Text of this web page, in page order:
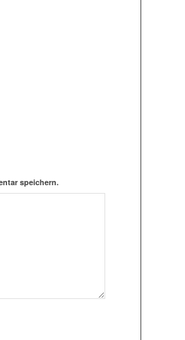
speichern.